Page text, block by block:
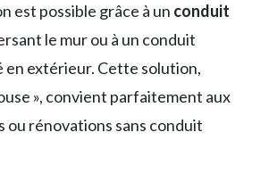
est possible grâce à un conduit
le mur ou à un conduit
en extérieur. Cette solution,
», convient parfaitement aux
ou rénovations sans conduit